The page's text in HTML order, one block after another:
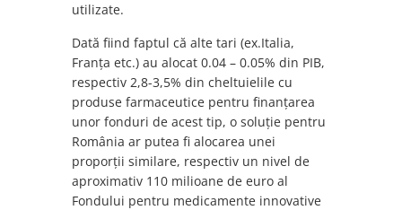
utilizate.
Dată fiind faptul că alte tari (ex.Italia,
Franța etc.) au alocat 0.04 – 0.05% din PIB,
respectiv 2,8-3,5% din cheltuielile cu
produse farmaceutice pentru finanțarea
unor fonduri de acest tip, o soluție pentru
România ar putea fi alocarea unei
proporții similare, respectiv un nivel de
aproximativ 110 milioane de euro al
Fondului pentru medicamente innovative